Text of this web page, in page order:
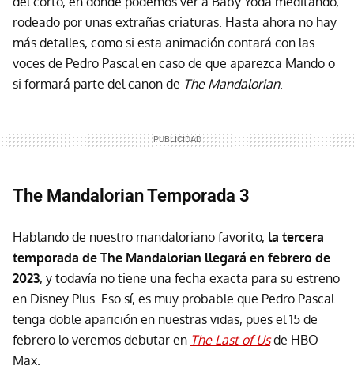
rodeado por unas extrañas criaturas. Hasta ahora no hay
más detalles, como si esta animación contará con las
voces de Pedro Pascal en caso de que aparezca Mando o
si formará parte del canon de The Mandalorian.
The Mandalorian Temporada 3
Hablando de nuestro mandaloriano favorito, la tercera
temporada de The Mandalorian llegará en febrero de
2023, y todavía no tiene una fecha exacta para su estreno
en Disney Plus. Eso sí, es muy probable que Pedro Pascal
tenga doble aparición en nuestras vidas, pues el 15 de
febrero lo veremos debutar en The Last of Usde HBO
Max.